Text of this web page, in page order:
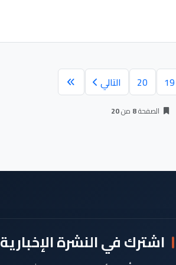
19
20 التالي
الصفحة8 من20
اشترك في النشرة الإخبارية